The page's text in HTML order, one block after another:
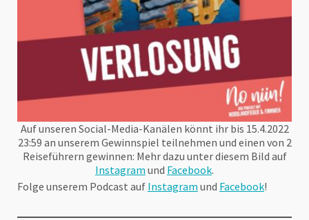
Auf unseren Social-Media-Kanälen könnt ihr bis 15.4.2022
23:59 an unserem Gewinnspiel teilnehmen und einen von 2
Reiseführern gewinnen: Mehr dazu unter diesem Bild auf
Instagram und Facebook.
Folge unserem Podcast auf Instagram und Facebook!